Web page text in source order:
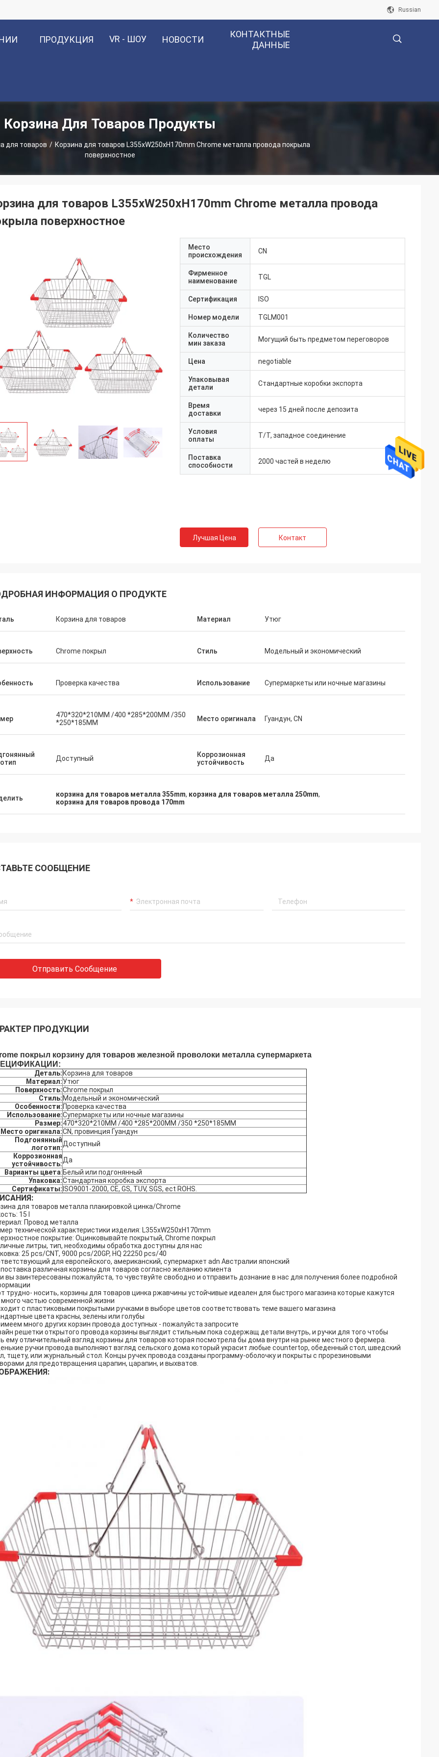
Russian
ПРОДУКЦИЯ VR - ШОУ НОВОСТИ
КОНТАКТНЫЕ
ДАННЫЕ
Корзина Для Товаров Продукты
для товаров / Корзина для товаров L355xW250xH170mm Chrome металла провода покрыла
поверхностное
для товаров L355xW250xH170mm Chrome металла провода
поверхностное
Место
происхождения
CN
Фирменное
наименование
TGL
Сертификация ISO
Номер модели TGLM001
Количество
мин заказа
Могущий быть предметом переговоров
Цена negotiable
Упаковывая
детали
Стандартные коробки экспорта
Время
доставки
через 15 дней после депозита
Условия
оплаты
T/T, западное соединение
Поставка
способности
2000 частей в неделю
Лучшая Цена Контакт
ИНФОРМАЦИЯ О ПРОДУКТЕ
Корзина для товаров Материал Утюг
Chrome покрыл Стиль Модельный и экономический
Проверка качества Использование Супермаркеты или ночные магазины
470*320*210MM /400 *285*200MM /350
*250*185MM
Место оригинала Гуандун, CN
Доступный
Коррозионная
устойчивость
Да
корзина для товаров металла 355mm, корзина для товаров металла 250mm,
корзина для товаров провода 170mm
СООБЩЕНИЕ
Отправить Сообщение
ПРОДУКЦИИ
покрыл корзину для товаров железной проволоки металла супермаркета
Деталь: Корзина для товаров
Материал:Утюг
Поверхность:Chrome покрыл
Стиль: Модельный и экономический
Особенности: Проверка качества
Использование:Супермаркеты или ночные магазины
Размер:470*320*210MM /400 *285*200MM /350 *250*185MM
Место оригинала:CN, провинция Гуандун
Подгонянный
логотип:Доступный
Коррозионная
устойчивость:Да
Варианты цвета: Белый или подгонянный
Упаковка:Стандартная коробка экспорта
Сертификаты: ISO9001-2000, CE, GS, TUV, SGS, ect ROHS.
для товаров металла плакировкой цинка/Chrome
15 l
Провод металла
технической характеристики изделия: L355xW250xH170mm
покрытие: Оцинковывайте покрытый, Chrome покрыл
литры, тип, необходимы обработка доступны для нас
25 pcs/CNT, 9000 pcs/20GP, HQ 22250 pcs/40
для европейского, американский, супермаркет adn Австралии японский
различная корзины для товаров согласно желанию клиента
вы заинтересованы пожалуйста, то чувствуйте свободно и отправить дознание в нас для получения более подробной
трудно- носить, корзины для товаров цинка ржавчины устойчивые идеален для быстрого магазина которые кажутся
много частью современной жизни
с пластиковыми покрытыми ручками в выборе цветов соответствовать теме вашего магазина
цвета красны, зелены или голубы
много других корзин провода доступных - пожалуйста запросите
решетки открытого провода корзины выглядит стильным пока содержащ детали внутрь, и ручки для того чтобы
ему отличительный взгляд корзины для товаров которая посмотрела бы дома внутри на рынке местного фермера.
ручки провода выполняют взгляд сельского дома который украсит любые countertop, обеденный стол, шведский
тщету, или журнальный стол. Концы ручек провода созданы программу-оболочку и покрыты с прорезиновыми
для предотвращения царапин, царапин, и выхватов.